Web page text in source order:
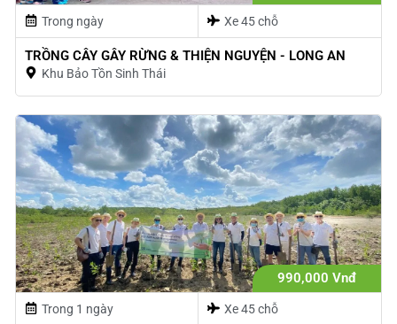
Trong ngày Xe 45 chỗ
TRỒNG CÂY GÂY RỪNG & THIỆN NGUYỆN - LONG AN
Khu Bảo Tồn Sinh Thái
990,000 Vnđ
Trong 1 ngày Xe 45 chỗ